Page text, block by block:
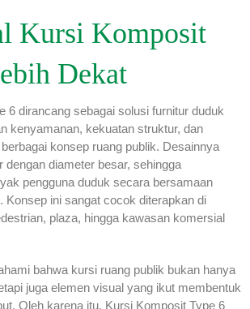
Kursi Komposit
Dekat
6 dirancang sebagai solusi furnitur duduk
kenyamanan, kekuatan struktur, dan
konsep ruang publik. Desainnya
dengan diameter besar, sehingga
pengguna duduk secara bersamaan
Konsep ini sangat cocok diterapkan di
plaza, hingga kawasan komersial
bahwa kursi ruang publik bukan hanya
juga elemen visual yang ikut membentuk
Oleh karena itu, Kursi Komposit Type 6